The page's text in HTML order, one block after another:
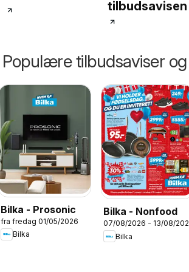
tilbudsavisen
Populære tilbudsaviser
Bilka - Prosonic
fra fredag 01/05/2026
Bilka
Bilka - Nonfood
07/08/2026 - 13/08/
Bilka